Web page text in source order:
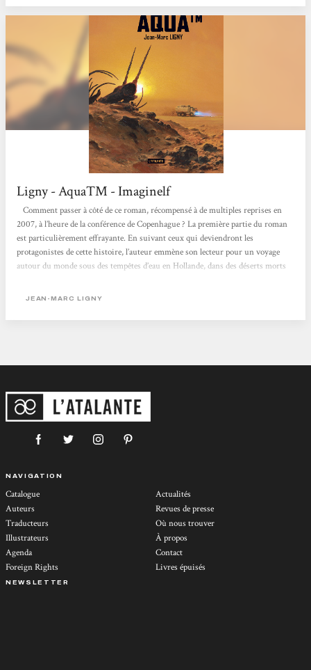
Ligny - AquaTM - Imaginelf
Comment passer à côté de ce roman, récompensé à de multiples reprises en
2007, à l’heure de la conférence de Copenhague ? La première partie du roman
est particulièrement effrayante. En suivant ceux qui deviendront les
protagonistes de cette histoire, l’auteur emmène son lecteur pour un voyage
autour du monde sous des tempêtes d’eau en Hollande, dans des déserts morts
de survie) en Allemagne. C’est à chaque étape un véritable choc, les hommes
JEAN-MARC LIGNY
NAVIGATION
Catalogue
Auteurs
Traducteurs
Illustrateurs
Agenda
Foreign Rights
Actualités
Revues de presse
Où nous trouver
À propos
Contact
Livres épuisés
NEWSLETTER